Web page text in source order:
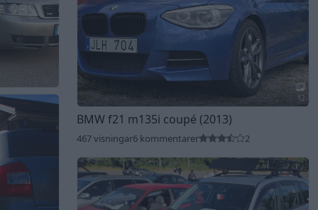
12
BMW f21 m135i coupé (2013)
467 visningar6 kommentarer 2